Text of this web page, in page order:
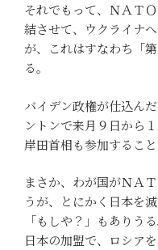
それでもって、ＮＡＴ
結させて、ウクライナ
が、これはすなわち「
る。
バイデン政権が仕込ん
ントンで来月９日から
岸田首相も参加すること
まさか、わが国がＮＡ
うが、とにかく日本を
「もしや？」もありうる
日本の加盟で、ロシア